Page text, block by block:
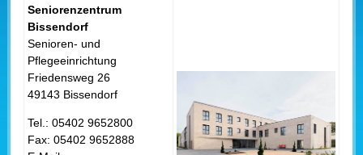
Seniorenzentrum
Bissendorf
Senioren- und
Pflegeeinrichtung
Friedensweg 26
49143 Bissendorf
Tel.: 05402 9652800
Fax: 05402 9652888